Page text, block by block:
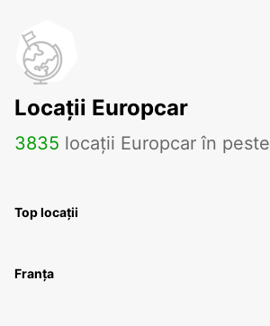
Locații Europcar
3835 locații Europcar în peste
Top locații
Franța